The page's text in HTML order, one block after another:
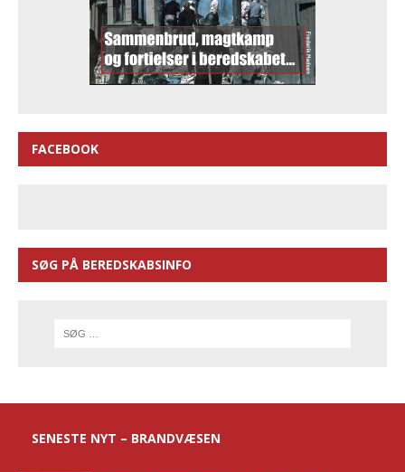
FACEBOOK
SØG PÅ BEREDSKABSINFO
SENESTE NYT – BRANDVÆSEN